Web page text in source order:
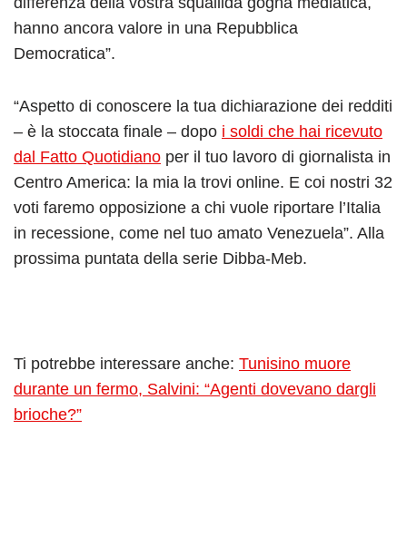
hanno ancora valore in una Repubblica
Democratica”.
“Aspetto di conoscere la tua dichiarazione dei redditi
– è la stoccata finale – dopo i soldi che hai ricevuto
dal Fatto Quotidiano per il tuo lavoro di giornalista in
Centro America: la mia la trovi online. E coi nostri 32
voti faremo opposizione a chi vuole riportare l’Italia
in recessione, come nel tuo amato Venezuela”. Alla
prossima puntata della serie Dibba-Meb.
Ti potrebbe interessare anche: Tunisino muore
durante un fermo, Salvini: “Agenti dovevano dargli
brioche?”